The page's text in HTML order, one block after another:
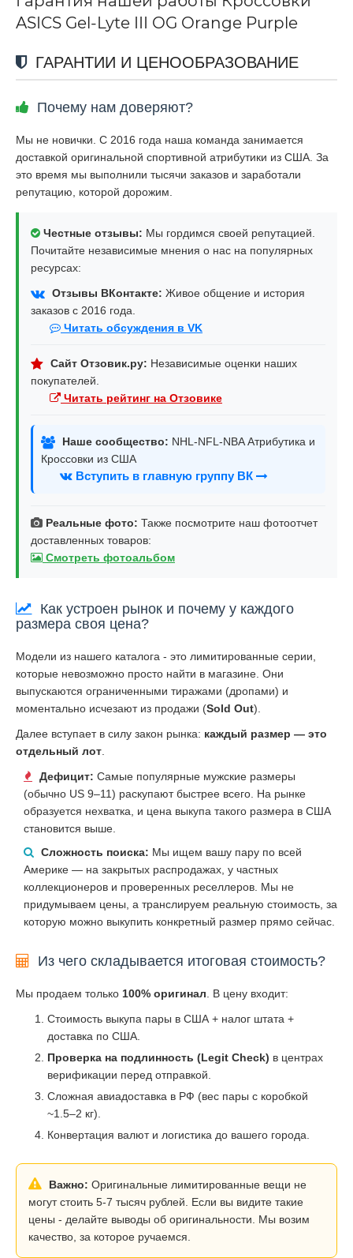
ASICS Gel-Lyte III OG Orange Purple
ГАРАНТИИ И ЦЕНООБРАЗОВАНИЕ
Почему нам доверяют?
Мы не новички. С 2016 года наша команда занимается
доставкой оригинальной спортивной атрибутики из США. За
это время мы выполнили тысячи заказов и заработали
репутацию, которой дорожим.
Честные отзывы: Мы гордимся своей репутацией.
Почитайте независимые мнения о нас на популярных
ресурсах:
Отзывы ВКонтакте: Живое общение и история
заказов с 2016 года.
Читать обсуждения в VK
Сайт Отзовик.ру: Независимые оценки наших
покупателей.
Читать рейтинг на Отзовике
Наше сообщество: NHL-NFL-NBA Атрибутика и
Кроссовки из США
Вступить в главную группу ВК
Реальные фото: Также посмотрите наш фотоотчет
доставленных товаров:
Смотреть фотоальбом
Как устроен рынок и почему у каждого
размера своя цена?
Модели из нашего каталога - это лимитированные серии,
которые невозможно просто найти в магазине. Они
выпускаются ограниченными тиражами (дропами) и
моментально исчезают из продажи (Sold Out).
Далее вступает в силу закон рынка: каждый размер — это
отдельный лот
Дефицит: Самые популярные мужские размеры
(обычно US 9–11) раскупают быстрее всего. На рынке
образуется нехватка, и цена выкупа такого размера в США
становится выше.
Сложность поиска: Мы ищем вашу пару по всей
Америке — на закрытых распродажах, у частных
коллекционеров и проверенных реселлеров. Мы не
придумываем цены, а транслируем реальную стоимость, за
которую можно выкупить конкретный размер прямо сейчас.
Из чего складывается итоговая стоимость?
Мы продаем только 100% оригинал . В цену входит:
Стоимость выкупа пары в США + налог штата +
доставка по США.
Проверка на подлинность (Legit Check) в центрах
верификации перед отправкой.
Сложная авиадоставка в РФ (вес пары с коробкой
~1.5–2 кг).
Конвертация валют и логистика до вашего города.
Важно: Оригинальные лимитированные вещи не
могут стоить 5-7 тысяч рублей. Если вы видите такие
цены - делайте выводы об оригинальности. Мы возим
качество, за которое ручаемся.